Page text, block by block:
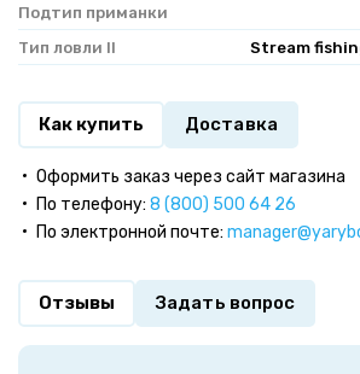
Подтип приманки
Тип ловли II
Stream
Как купить Доставка
Оформить заказ через сайт магазина
По телефону: 8 (800) 500 64 26
По электронной почте:
Отзывы Задать вопрос